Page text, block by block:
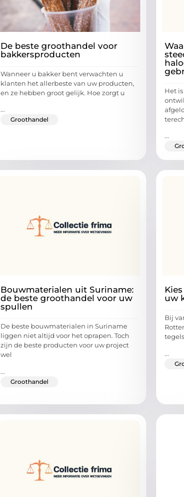
De beste groothandel voor
bakkersproducten
Wanneer u bakker bent verwachten u
klanten het allerbeste van uw producten,
en ze hebben groot gelijk. Hoe zorgt u
...
Groothandel
Het
...
Bouwmaterialen uit Suriname:
de beste groothandel voor uw
spullen
De beste bouwmaterialen in Suriname
liggen niet altijd voor het oprapen. Toch
zijn de beste producten voor uw project
wel
...
Groothandel
uw
Bij
...